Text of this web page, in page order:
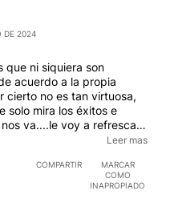
VAN A TEMER
DE 2024
que ni siquiera son
acuerdo a la propia
cierto no es tan virtuosa,
solo mira los éxitos e
va....le voy a refrescar
lo mismo que
Leer mas
COMPARTIR
MARCAR
COMO
INAPROPIADO